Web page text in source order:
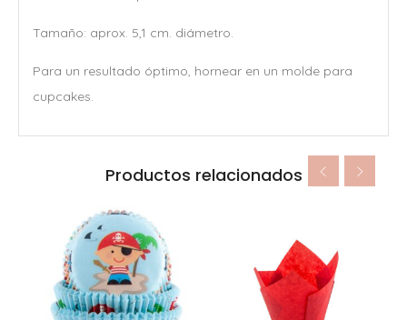
Tamaño: aprox. 5,1 cm. diámetro.
Para un resultado óptimo, hornear en un molde para
cupcakes.
Productos relacionados